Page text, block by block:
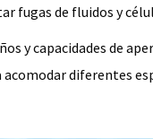
fugas de fluidos y
y capacidades de
diferentes